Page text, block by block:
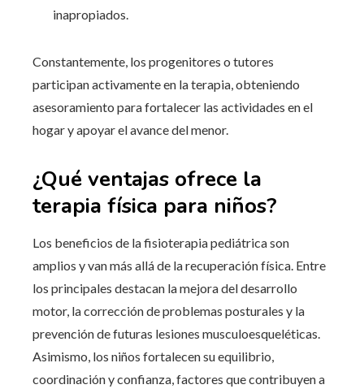
inapropiados.
Constantemente, los progenitores o tutores
participan activamente en la terapia, obteniendo
asesoramiento para fortalecer las actividades en el
hogar y apoyar el avance del menor.
¿Qué ventajas ofrece la
terapia física para niños?
Los beneficios de la fisioterapia pediátrica son
amplios y van más allá de la recuperación física. Entre
los principales destacan la mejora del desarrollo
motor, la corrección de problemas posturales y la
prevención de futuras lesiones musculoesqueléticas.
Asimismo, los niños fortalecen su equilibrio,
coordinación y confianza, factores que contribuyen a